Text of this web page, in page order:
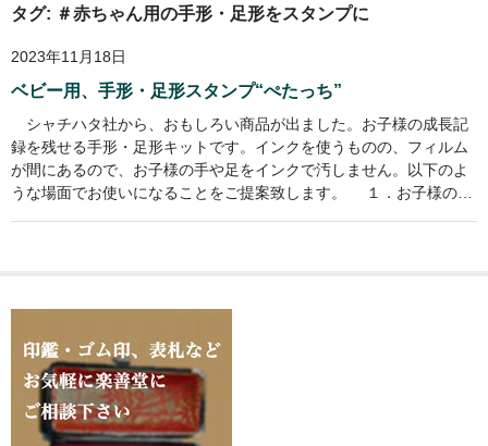
ホーム
ご注文方法
ご注文の流れ
お支払い方法・送料について
店舗情報
店舗沿革
関連サイト
タグ: ＃赤ちゃん用の手形・足形をスタンプに
2023年11月18日
ベビー用、手形・足形スタンプ“ぺたっち”
シャチハタ社から、おもしろい商品が出ました。お子様の成長記
録を残せる手形・足形キットです。インクを使うものの、フィルム
が間にあるので、お子様の手や足をインクで汚しません。以下のよ
うな場面でお使いになることをご提案致します。 １．お子様の…